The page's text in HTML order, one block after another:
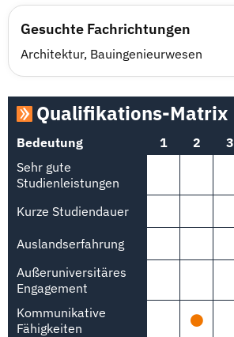
Gesuchte Fachrichtungen
Architektur, Bauingenieurwesen
Qualifikations-Matrix
Bedeutung 1 2 3
Sehr gute
Studienleistungen
Kurze Studiendauer
Auslandserfahrung
Außeruniversitäres
Engagement
Kommunikative
Fähigkeiten